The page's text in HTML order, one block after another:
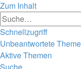
Zum Inhalt
Schnellzugriff
Unbeantwortete
Aktive Themen